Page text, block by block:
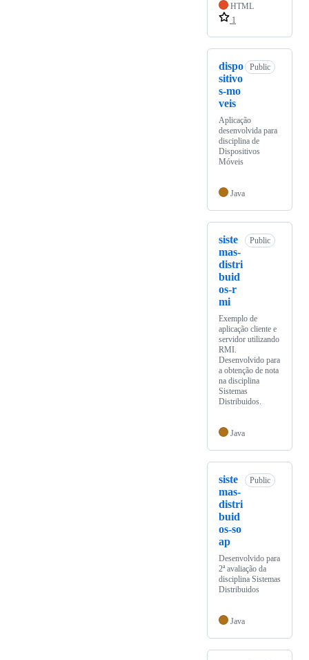
HTML
1
dispo
sitivo
s-mo
veis
Public
Aplicação
desenvolvida para
disciplina de
Dispositivos
Móveis
Java
siste
mas-
distri
buid
os-r
mi
Public
Exemplo de
aplicação cliente e
servidor utilizando
RMI.
Desenvolvido para
a obtenção de nota
na disciplina
Sistemas
Distribuidos.
Java
siste
mas-
distri
buid
os-so
ap
Public
Desenvolvido para
2ª avaliação da
disciplina Sistemas
Distribuidos
Java